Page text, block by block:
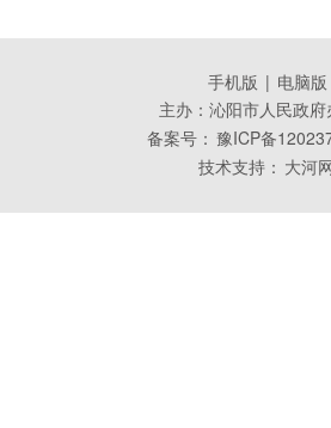
手机版 | 电脑版
主办：沁阳市人民政府
备案号： 豫ICP备
技术支持： 大河